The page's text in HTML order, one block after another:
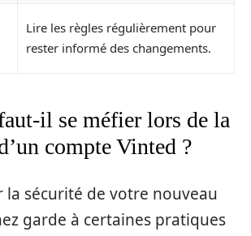
Lire les règles régulièrement pour
rester informé des changements.
il se méfier lors de la
compte Vinted ?
sécurité de votre nouveau
garde à certaines pratiques